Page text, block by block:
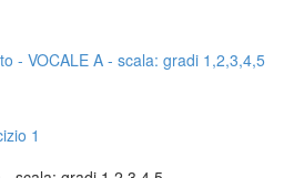
- VOCALE A - scala: gradi 1,2,3,4,5
1